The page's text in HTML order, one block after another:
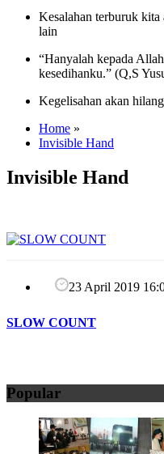
Kesalahan terburuk kita
lain
“Hanyalah kepada
kesedihanku.” (Q,S
Kegelisahan akan
Home »
Invisible Hand
Invisible Hand
23 April 2019
SLOW COUNT
Popular